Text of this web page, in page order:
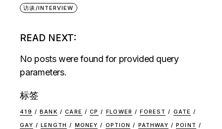
访谈/INTERVIEW
READ NEXT:
No posts were found for provided query
parameters.
标签
419 BANK CARE CP FLOWER FOREST
GATE
GAY
LENGTH MONEY OPTION PATHWAY
POINT